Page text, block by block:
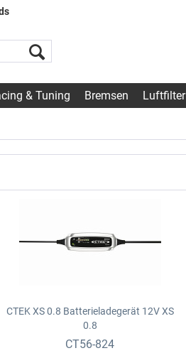
& Tuning Bremsen Luftfilter
CTEK XS 0.8 Batterieladegerät 12VXS
0.8
CT56-824